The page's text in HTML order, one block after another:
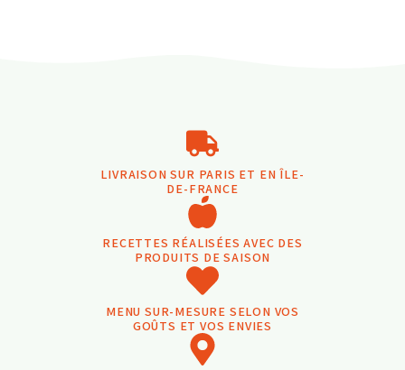
LIVRAISON SUR PARIS ET EN ÎLE-
DE-FRANCE
RECETTES RÉALISÉES AVEC DES
PRODUITS DE SAISON
MENU SUR-MESURE SELON VOS
GOÛTS ET VOS ENVIES